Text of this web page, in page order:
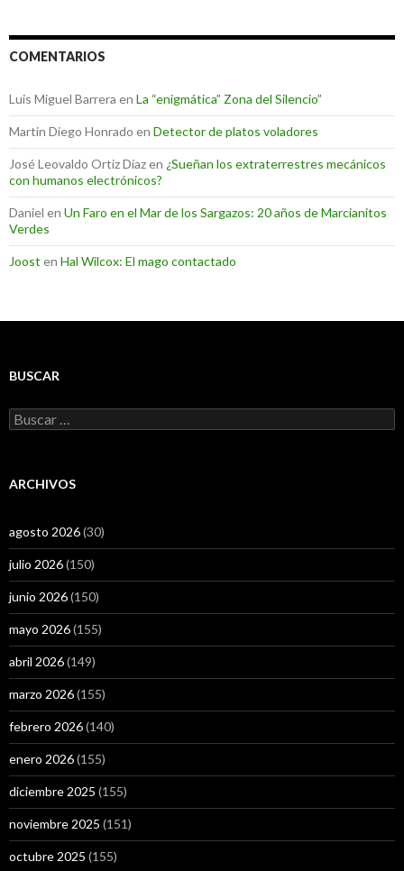
COMENTARIOS
Luis Miguel Barrera en La “enigmática” Zona del Silencio”
Martin Diego Honrado en Detector de platos voladores
José Leovaldo Ortiz Díazen ¿Sueñan los extraterrestres mecánicos
con humanos electrónicos?
Daniel en Un Faro en el Mar de los Sargazos: 20 años de Marcianitos
Verdes
Joost en Hal Wilcox: El mago contactado
BUSCAR
Buscar:
ARCHIVOS
agosto 2026(30)
julio 2026(150)
junio 2026(150)
mayo 2026(155)
abril 2026(149)
marzo 2026(155)
febrero 2026(140)
enero 2026(155)
diciembre 2025 (155)
noviembre 2025 (151)
octubre 2025 (155)